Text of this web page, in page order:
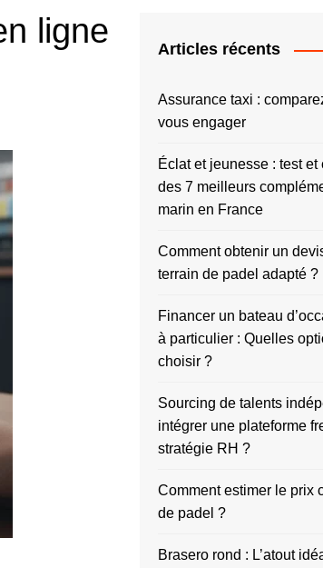
ligne
Articles récents
Assurance taxi :
vous engager
Éclat et jeunesse : test
des 7 meilleurs
marin en France
Comment obtenir un
terrain de padel adapté ?
Financer un bateau
à particulier : Quelles
choisir ?
Sourcing de talents
intégrer une plateforme
stratégie RH ?
Comment estimer le prix
de padel ?
Brasero rond : L’atout